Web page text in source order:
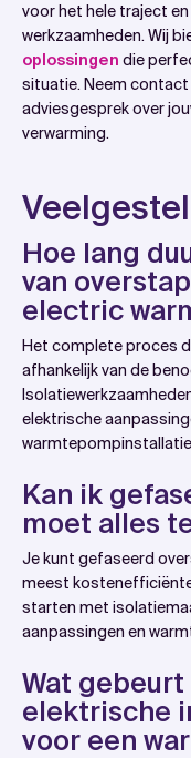
voor het hele traject
werkzaamheden. Wij
oplossingen die
situatie. Neem contact
adviesgesprek over
verwarming.
Hoe lang
van
electric
Het complete proces
afhankelijk van de
elektrische
Kan ik
moet alles
Je kunt gefaseerd
meest
starten met
aanpassingen en
Wat
elektrische
voor een